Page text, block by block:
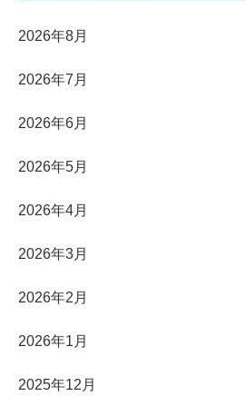
2026年8月
2026年7月
2026年6月
2026年5月
2026年4月
2026年3月
2026年2月
2026年1月
2025年12月